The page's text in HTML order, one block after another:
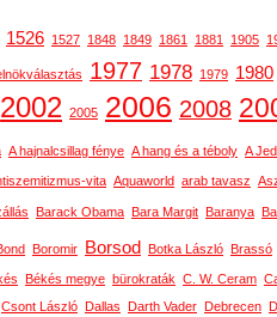
1526 1527 1848 1849 1861 1881 1905
1977 1978 1979 1980
2002 2005 2006 2008
A hajnalcsillag fénye A hang és a téboly A
vita Aquaworld arab tavasz
Barack Obama Bara Margit Baranya
Boromir Borsod Botka László Brassó
Békés megye bürokraták C. W. Ceram
Csont László Dallas Darth Vader Debrecen